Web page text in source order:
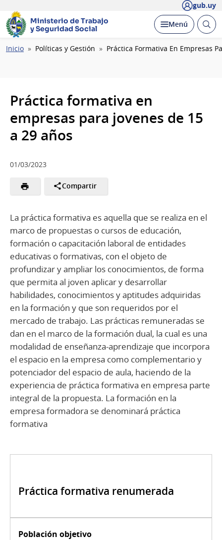
gub.uy
Ministerio de Trabajo
y Seguridad Social
Desplegar
Menú Abrir
Ruta
Inicio Políticas y Gestión Práctica Formativa En Empresas
Práctica formativa en
empresas para jovenes de 15
a 29 años
01/03/2023
Compartir
La práctica formativa es aquella que se realiza en el
marco de propuestas o cursos de educación,
formación o capacitación laboral de entidades
educativas o formativas, con el objeto de
profundizar y ampliar los conocimientos, de forma
que permita al joven aplicar y desarrollar
habilidades, conocimientos y aptitudes adquiridas
en la formación y que son requeridos por el
mercado de trabajo. Las prácticas remuneradas se
dan en el marco de la formación dual, la cual es una
modalidad de enseñanza-aprendizaje que incorpora
el espacio en la empresa como complementario y
potenciador del espacio de aula, haciendo de la
experiencia de práctica formativa en empresa parte
integral de la propuesta. La formación en la
empresa formadora se denominará práctica
formativa
Práctica formativa renumerada
Población objetivo